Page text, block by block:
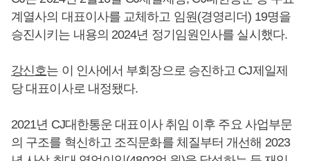
계열사의 대표이사를 교체하고 임원(경영리더) 19명을
승진시키는 내용의 2024년 정기임원인사를 실시했다.
강신호는 이 인사에서 부회장으로 승진하고 CJ제일제
당 대표이사로 내정됐다.
2021년 CJ대한통운 대표이사 취임 이후 주요 사업부문
의 구조를 혁신하고 조직문화를 체질부터 개선해 2023